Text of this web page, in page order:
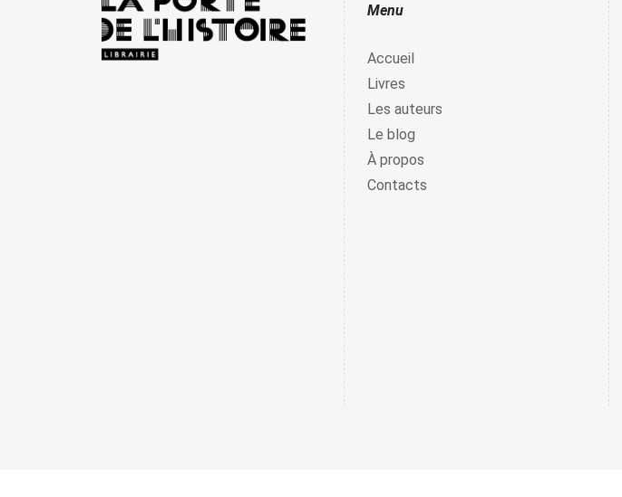
Menu
Accueil
Livres
Les auteurs
Le blog
À propos
Contacts